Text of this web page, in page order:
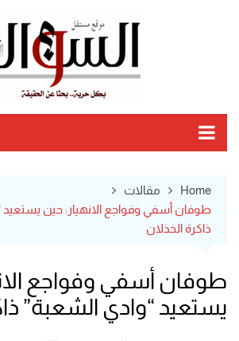
Home
مقالات
طوفان أسفي وفواجع الانهيار: حين يستعيد
ذاكرة الخذلان
طوفان أسفي وفواجع
يستعيد “وادي الشعبة”